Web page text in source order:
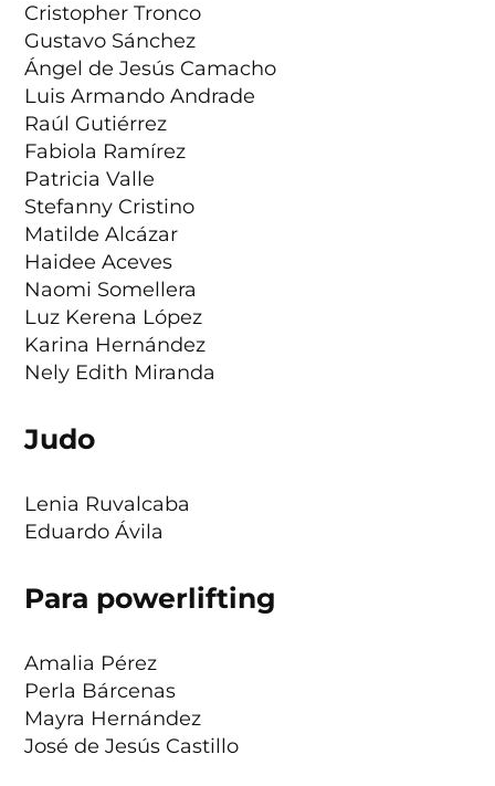
Cristopher Tronco
Gustavo Sánchez
Ángel de Jesús Camacho
Luis Armando Andrade
Raúl Gutiérrez
Fabiola Ramírez
Patricia Valle
Stefanny Cristino
Matilde Alcázar
Haidee Aceves
Naomi Somellera
Luz Kerena López
Karina Hernández
Nely Edith Miranda
Judo
Lenia Ruvalcaba
Eduardo Ávila
Para powerlifting
Amalia Pérez
Perla Bárcenas
Mayra Hernández
José de Jesús Castillo